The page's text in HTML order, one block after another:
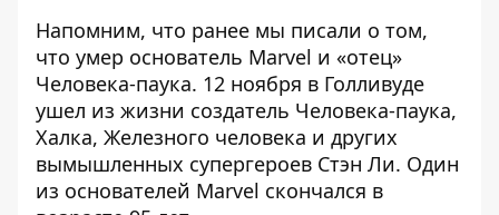
Напомним, что ранее мы писали о том,
что умер основатель Marvel и «отец»
Человека-паука. 12 ноября в Голливуде
ушел из жизни создатель Человека-паука,
Халка, Железного человека и других
вымышленных супергероев Стэн Ли. Один
из основателей Marvel скончался в